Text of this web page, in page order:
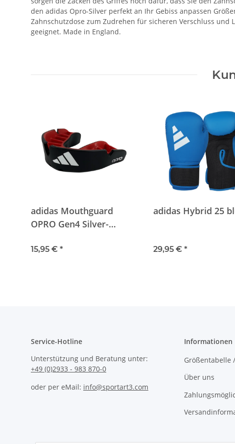
den adidas Opro-Silver perfekt an Ihr Gebiss anpassen
Zahnschutzdose zum Zudrehen für sicheren Verschluss
geeignet. Made in England.
adidas Mouthguard
OPRO Gen4 Silver-
15,95 € *
adidas Hybrid 25
29,95 € *
Service-Hotline
Unterstützung und Beratung unter:
+49 (0)2933 - 983 870-0
oder per eMail: info@sportart3.com
Informationen
Größentabelle
Über uns